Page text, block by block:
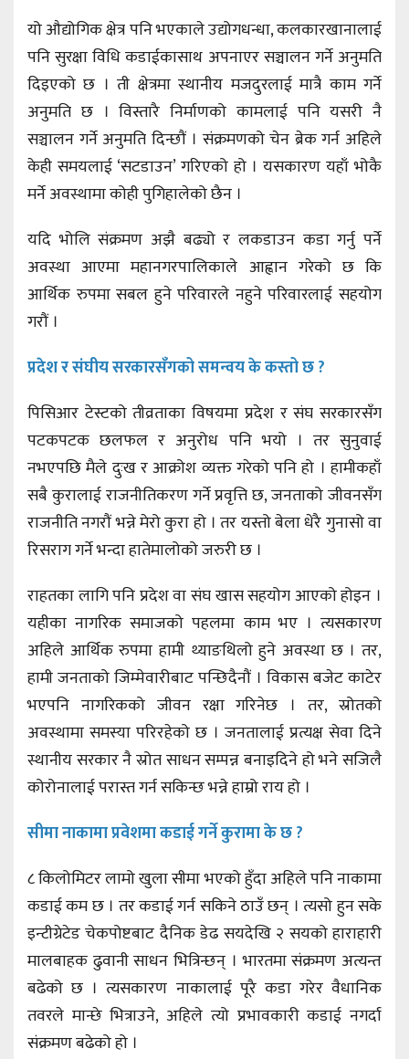
यो औद्योगिक क्षेत्र पनि भएकाले उद्योगधन्धा, कलकारखानालाई
पनि सुरक्षा विधि कडाईकासाथ अपनाएर सञ्चालन गर्ने अनुमति
दिइएको छ । ती क्षेत्रमा स्थानीय मजदुरलाई मात्रै काम गर्ने
अनुमति छ । विस्तारै निर्माणको कामलाई पनि यसरी नै
सञ्चालन गर्ने अनुमति दिन्छौं । संक्रमणको चेन ब्रेक गर्न अहिले
केही समयलाई ‘सटडाउन’ गरिएको हो । यसकारण यहाँ भोकै
मर्ने अवस्थामा कोही पुगिहालेको छैन ।
यदि भोलि संक्रमण अझै बढ्यो र लकडाउन कडा गर्नु पर्ने
अवस्था आएमा महानगरपालिकाले आह्वान गरेको छ कि
आर्थिक रुपमा सबल हुने परिवारले नहुने परिवारलाई सहयोग
गरौं ।
प्रदेश र संघीय सरकारसँगको समन्वय के कस्तो छ ?
पिसिआर टेस्टको तीव्रताका विषयमा प्रदेश र संघ सरकारसँग
पटकपटक छलफल र अनुरोध पनि भयो । तर सुनुवाई
नभएपछि मैले दुःख र आक्रोश व्यक्त गरेको पनि हो । हामीकहाँ
सबै कुरालाई राजनीतिकरण गर्ने प्रवृत्ति छ, जनताको जीवनसँग
राजनीति नगरौं भन्ने मेरो कुरा हो । तर यस्तो बेला धेरै गुनासो वा
रिसराग गर्ने भन्दा हातेमालोको जरुरी छ ।
राहतका लागि पनि प्रदेश वा संघ खास सहयोग आएको होइन ।
यहीका नागरिक समाजको पहलमा काम भए । त्यसकारण
अहिले आर्थिक रुपमा हामी थ्याङथिलो हुने अवस्था छ । तर,
हामी जनताको जिम्मेवारीबाट पन्छिदैनौं । विकास बजेट काटेर
भएपनि नागरिकको जीवन रक्षा गरिनेछ । तर, स्रोतको
अवस्थामा समस्या परिरहेको छ । जनतालाई प्रत्यक्ष सेवा दिने
स्थानीय सरकार नै स्रोत साधन सम्पन्न बनाइदिने हो भने सजिलै
कोरोनालाई परास्त गर्न सकिन्छ भन्ने हाम्रो राय हो ।
सीमा नाकामा प्रवेशमा कडाई गर्ने कुरामा के छ ?
८ किलोमिटर लामो खुला सीमा भएको हुँदा अहिले पनि नाकामा
कडाई कम छ । तर कडाई गर्न सकिने ठाउँ छन् । त्यसो हुन सके
इन्टीग्रेटेड चेकपोष्टबाट दैनिक डेढ सयदेखि २ सयको हाराहारी
मालबाहक ढुवानी साधन भित्रिन्छन् । भारतमा संक्रमण अत्यन्त
बढेको छ । त्यसकारण नाकालाई पूरै कडा गरेर वैधानिक
तवरले मान्छे भित्राउने, अहिले त्यो प्रभावकारी कडाई नगर्दा
संक्रमण बढेको हो ।